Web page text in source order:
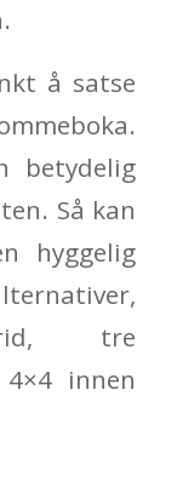
å satse
betydelig
Så kan
hyggelig
tre
innen